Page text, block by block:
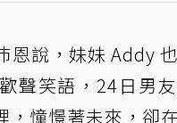
恩說，妹妹 Addy
聲笑語，24日男
憧憬著未來，卻